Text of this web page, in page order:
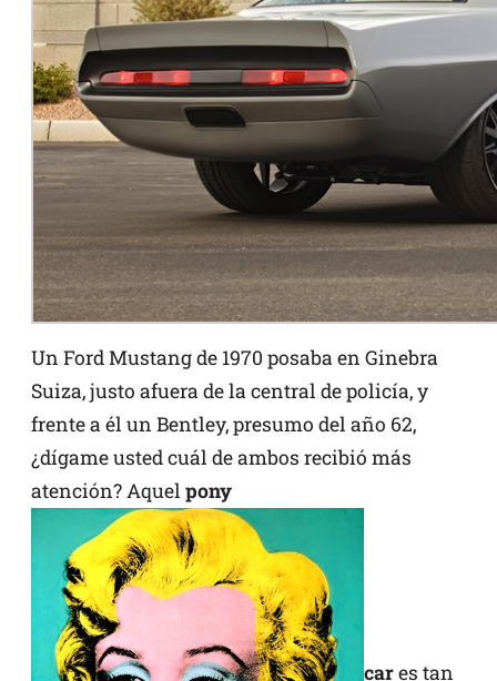
Un Ford Mustang de 1970 posaba en Ginebra
Suiza, justo afuera de la central de policía, y
frente a él un Bentley, presumo del año 62,
¿dígame usted cuál de ambos recibió más
atención? Aquel pony
cares tan